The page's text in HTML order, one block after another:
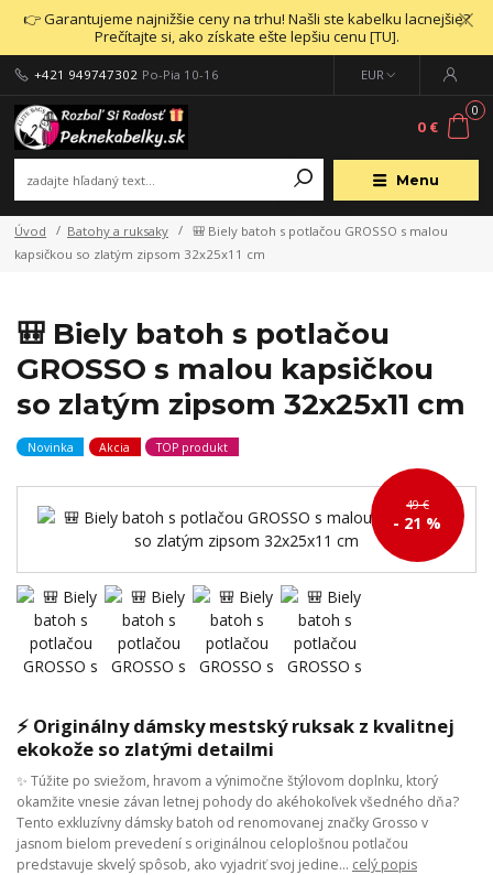
👉 Garantujeme najnižšie ceny na trhu! Našli ste kabelku lacnejšie?
Prečítajte si, ako získate ešte lepšiu cenu [TU].
Menu
EUR
+421 949747302 Po-Pia 10-16
0
0 €
Úvod Batohy a ruksaky
🎒 Biely batoh s potlačou GROSSO s malou
kapsičkou so zlatým zipsom 32x25x11 cm
🎒 Biely batoh s potlačou
GROSSO s malou kapsičkou
so zlatým zipsom 32x25x11 cm
Novinka Akcia TOP produkt
49 €
- 21 %
⚡ Originálny dámsky mestský ruksak z kvalitnej
ekokože so zlatými detailmi
✨ Túžite po sviežom, hravom a výnimočne štýlovom doplnku, ktorý
okamžite vnesie závan letnej pohody do akéhokoľvek všedného dňa?
Tento exkluzívny dámsky batoh od renomovanej značky Grosso v
jasnom bielom prevedení s originálnou celoplošnou potlačou
predstavuje skvelý spôsob, ako vyjadriť svoj jedine... celý popis